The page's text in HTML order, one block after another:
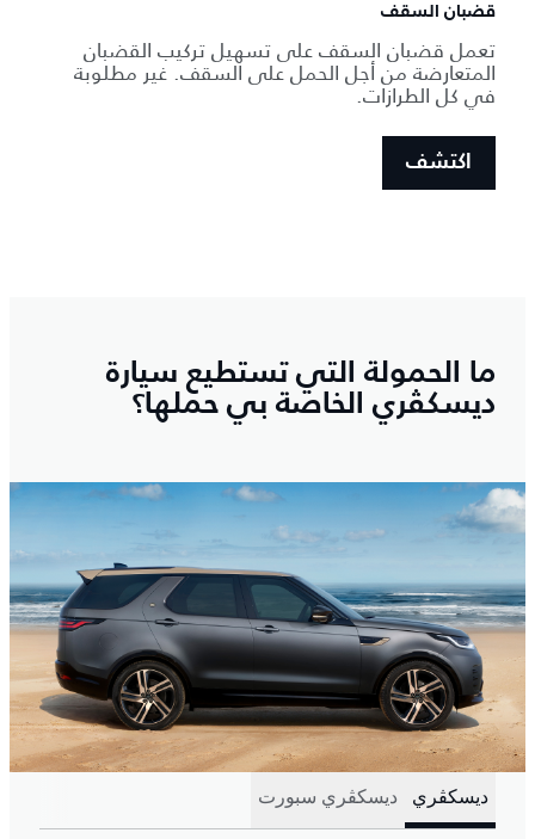
قضبان السقف
تعمل قضبان السقف على تسهيل تركيب القضبان
المتعارضة من أجل الحمل على السقف. غير مطلوبة
في كل الطرازات.
اكتشف
ما الحمولة التي تستطيع سيارة
ديسكڤري الخاصة بي حملها؟
ديسكڤري ديسكڤري سبورت